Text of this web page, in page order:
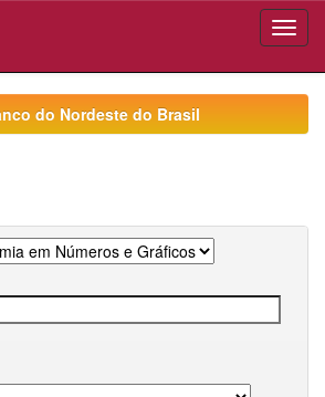
do Nordeste do Brasil